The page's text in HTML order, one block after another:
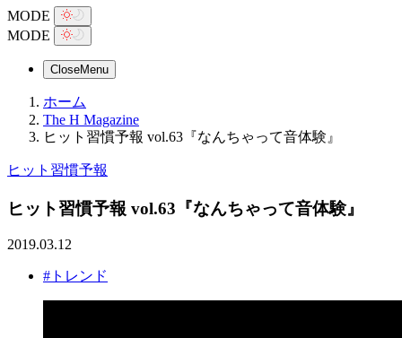
MODE
MODE
CloseMenu
ホーム
The H Magazine
ヒット習慣予報 vol.63『なんちゃって音体験』
ヒット習慣予報
ヒット習慣予報 vol.63『なんちゃって音体験』
2019.03.12
#トレンド